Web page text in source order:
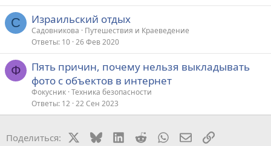
С Израильский отдых
Садовникова
Путешествия и Краеведение
Ответы 10 26 Фев 2020
Ф
Пять причин, почему нельзя выкладывать
фото с объектов в интернет
Фокусник Техника безопасности
Ответы 12 22 Сен 2023
Поделиться: BlueskyLinkedIn
RedditWhatsAppЭлектронная
Ссылка